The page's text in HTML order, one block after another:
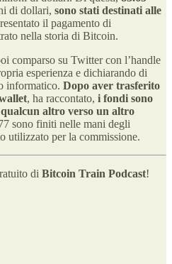
di dollari, sono stati destinati alle
il pagamento di
nella storia di Bitcoin.
comparso su Twitter con l’handle
esperienza e dichiarando di
informatico. Dopo aver trasferito
, ha raccontato, i fondi sono
altro verso un altro
sono finiti nelle mani degli
utilizzato per la commissione.
di Bitcoin Train Podcast!